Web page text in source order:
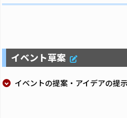
イベント草案
イベントの提案・アイデアの提